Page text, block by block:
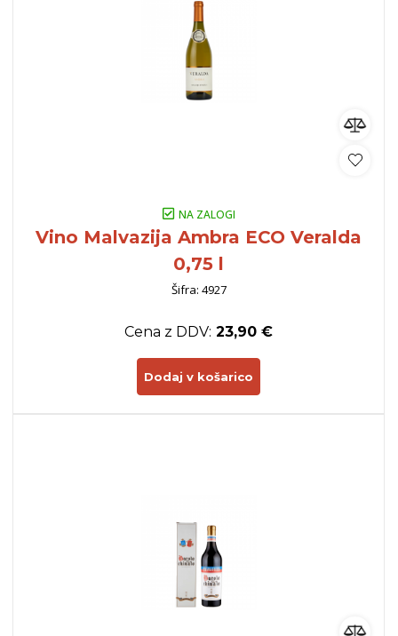
NA ZALOGI
Vino Malvazija Ambra ECO Veralda
0,75 l
Šifra: 4927
Cena z DDV: 23,90 €
Dodaj v košarico